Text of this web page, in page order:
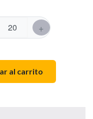
+
al carrito